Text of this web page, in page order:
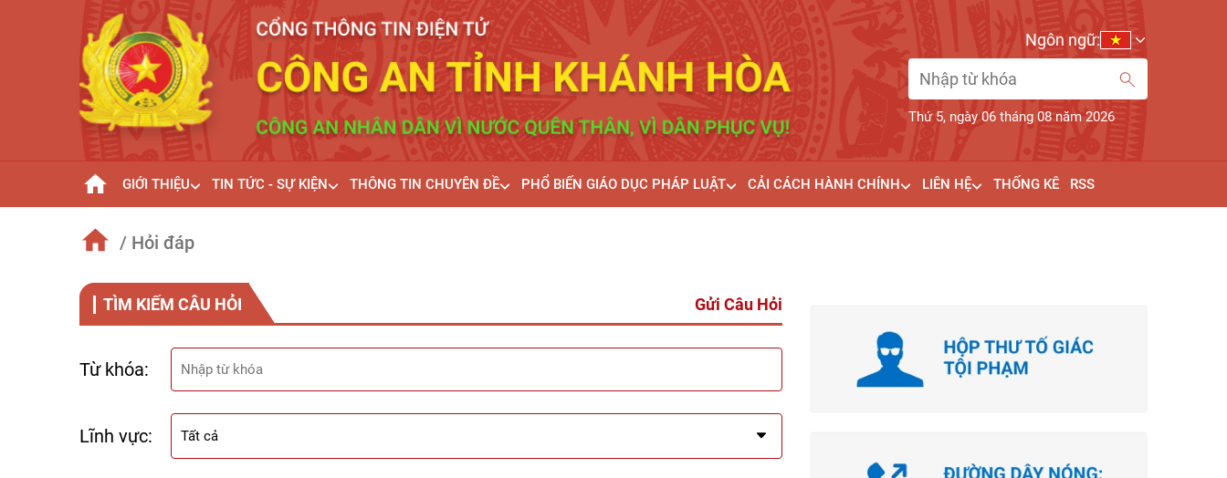
Thứ 5, ngày 06 tháng 08 năm 2026
Ngôn ngữ:
GIỚI THIỆU TIN TỨC - SỰ KIỆN THÔNG TIN CHUYÊN ĐỀ PHỔ BIẾN GIÁO DỤC PHÁP LUẬT CẢI CÁCH HÀNH CHÍNH LIÊN HỆ THỐNG KÊ RSS
/ Hỏi đáp
TÌM KIẾM CÂU HỎI Gửi Câu Hỏi
Từ khóa:
Lĩnh vực: